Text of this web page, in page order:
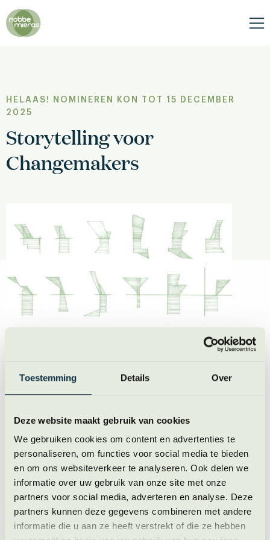
Toestemming Details Over
Deze website maakt gebruik van cookies
We gebruiken cookies om content en advertenties te
personaliseren, om functies voor social media te bieden
en om ons websiteverkeer te analyseren. Ook delen we
informatie over uw gebruik van onze site met onze
partners voor social media, adverteren en analyse. Deze
partners kunnen deze gegevens combineren met andere
informatie die u aan ze heeft verstrekt of die ze hebben
Nobbe
Mieras
HELAAS! NOMINEREN KON TOT 15 DECEMBER
2025
Storytelling voor
Changemakers
In 2026 start deze leergang twee keer. De eerste editie is
speciaal voor changemakers die maatschappelijke
voldoende budget voor persoonlijke ontwikkeling.
Deelname is kosteloos, omdat we geloven dat
financiële middelen.
Je kontot 15 december 2025als changemaker worden
voorgedragen door iemand die jouw werk bewondert.
We hebben inmiddels een groep deelnemers
samengesteld.
Heb je interesse in de leergang? Bezoekdeinfosessie